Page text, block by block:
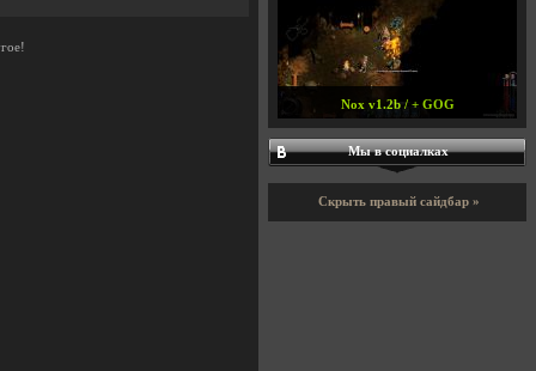
Nox v1.2b / + GOG
Мы в социалках
Скрыть правый сайдбар »